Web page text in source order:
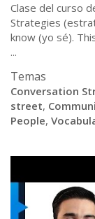
Clase del curso
Strategies
know (yo sé).
...
Temas
Conversation
street,
People,